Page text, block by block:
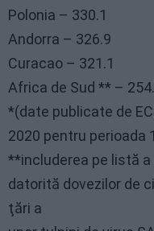
Polonia – 330.1
Andorra – 326.9
Curacao – 321.1
Africa de Sud ** –
*(date publicate de
2020 pentru perioada
**includerea pe listă
datorită dovezilor de
ţări a